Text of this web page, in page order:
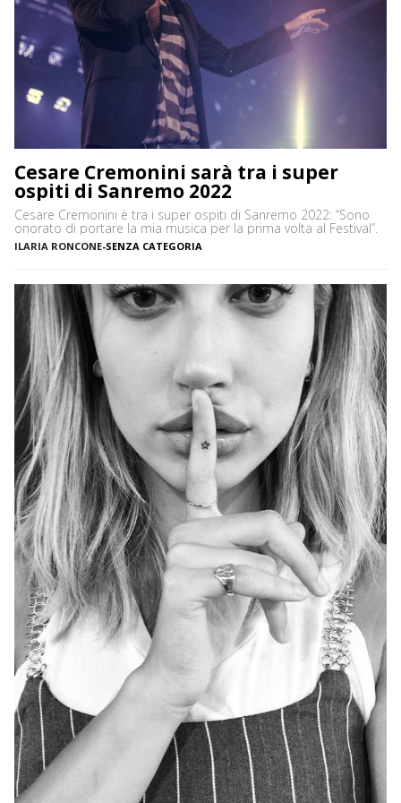
Cesare Cremonini sarà tra i super
ospiti di Sanremo 2022
Cesare Cremonini è tra i super ospiti di Sanremo 2022: “Sono
onorato di portare la mia musica per la prima volta al Festival”.
ILARIA RONCONE-SENZA CATEGORIA